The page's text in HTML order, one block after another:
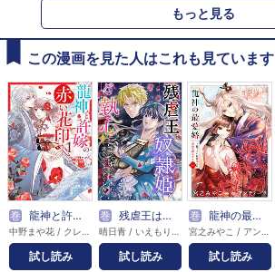
もっと見る
この漫画を見た人はこれも見ています
巻 龍神と許嫁の赤い花印
試し読み
巻 残虐王は奴隷姫にご執心 ～かつて拾われた男は、運命の女に全てを捧ぐ
試し読み
巻 龍神の最愛婚 ～捨てられた姫巫女の幸福な嫁入り～【コミックス版】
試し読み